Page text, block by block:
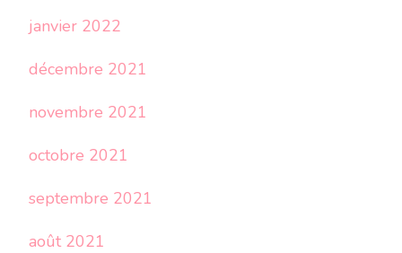
janvier 2022
décembre 2021
novembre 2021
octobre 2021
septembre 2021
août 2021